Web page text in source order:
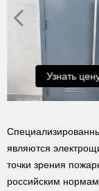
Узнать
являются
точки зрения
российским